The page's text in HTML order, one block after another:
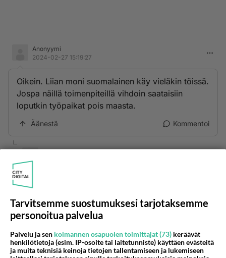
Anonyymi
2024-02-27 15:19:27
Oikein. Liian moni suomalainen käy vieläkin töissä.
Jospa näillä toimenpiteillä vihdoin saataisiin
loputkin työpaikat pois maasta.
Äänestä Kommentoi
Anonyymi
Miksi joku vielä 2024 käy töissä? Siitähän valtio
saa puolet muiden elättämiseen. Mieluummin oon
saamapuolella.
Äänestä
Anonyymi
2024-02-27 16:12:47
Tarvitsemme suostumuksesi tarjotaksemme
personoitua palvelua
Palvelu ja sen kolmannen osapuolen toimittajat (73) keräävät
henkilötietoja (esim. IP-osoite tai laitetunniste) käyttäen evästeitä
ja muita teknisiä keinoja tietojen tallentamiseen ja lukemiseen